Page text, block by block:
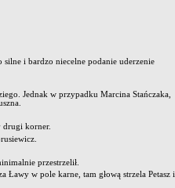
i bardzo niecelne podanie uderzenie
Jednak w przypadku Marcina Stańczaka,
drugi korner.
przestrzelił.
Ławy w pole karne, tam głową strzela Petasz i